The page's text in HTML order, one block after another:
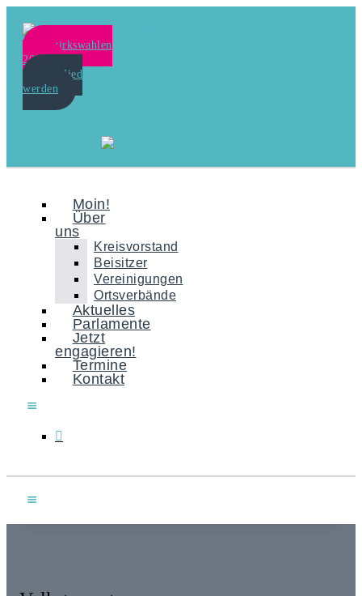
Bezirkswahlen
2024
Mitglied
werden
Moin!
Über
uns
Kreisvorstand
Beisitzer
Vereinigungen
Ortsverbände
Aktuelles
Parlamente
Jetzt
engagieren!
Termine
Kontakt